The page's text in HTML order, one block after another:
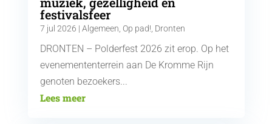
festivalsfeer
7 jul 2026 | Algemeen, Op pad!, Dronten
DRONTEN – Polderfest 2026 zit erop. Op het
evenemententerrein aan De Kromme Rijn
genoten bezoekers...
Lees meer